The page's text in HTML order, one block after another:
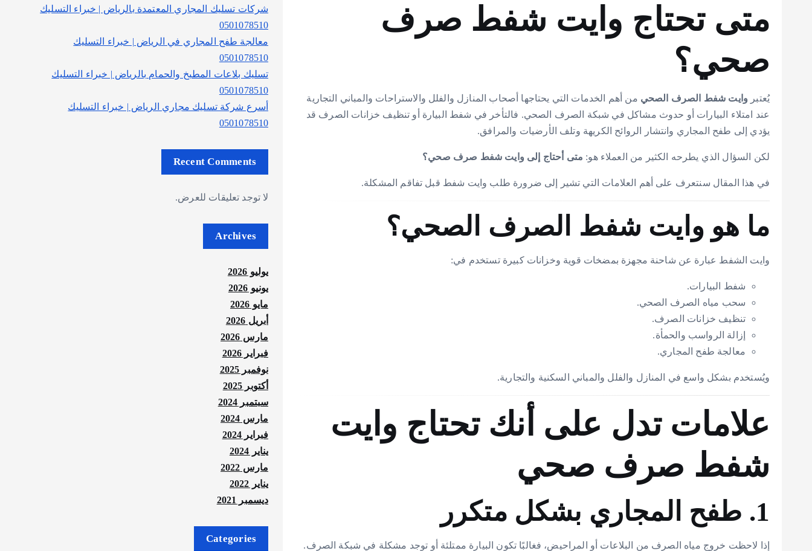
متى تحتاج وايت شفط صرف
صحي؟
يُعتبر وايت شفط الصرف الصحي من أهم الخدمات التي يحتاجها أصحاب المنازل والفلل والاستراحات والمباني التجارية
عند امتلاء البيارات أو حدوث مشاكل في شبكة الصرف الصحي. فالتأخر في شفط البيارة أو تنظيف خزانات الصرف قد
يؤدي إلى طفح المجاري وانتشار الروائح الكريهة وتلف الأرضيات والمرافق.
لكن السؤال الذي يطرحه الكثير من العملاء هو: متى أحتاج إلى وايت شفط صرف صحي؟
في هذا المقال سنتعرف على أهم العلامات التي تشير إلى ضرورة طلب وايت شفط قبل تفاقم المشكلة.
ما هو وايت شفط الصرف الصحي؟
وايت الشفط عبارة عن شاحنة مجهزة بمضخات قوية وخزانات كبيرة تستخدم في:
شفط البيارات.
سحب مياه الصرف الصحي.
تنظيف خزانات الصرف.
إزالة الرواسب والحمأة.
معالجة طفح المجاري.
ويُستخدم بشكل واسع في المنازل والفلل والمباني السكنية والتجارية.
علامات تدل على أنك تحتاج وايت
شفط صرف صحي
1. طفح المجاري بشكل متكرر
إذا لاحظت خروج مياه الصرف من البلاعات أو المراحيض، فغالبًا تكون البيارة ممتلئة أو توجد مشكلة في شبكة الصرف.
شركات تسليك المجاري المعتمدة بالرياض | خبراء التسليك
0501078510
معالجة طفح المجاري في الرياض | خبراء التسليك
0501078510
تسليك بلاعات المطبخ والحمام بالرياض | خبراء التسليك
0501078510
أسرع شركة تسليك مجاري الرياض | خبراء التسليك
0501078510
Recent Comments
لا توجد تعليقات للعرض.
Archives
يوليو 2026
يونيو 2026
مايو 2026
أبريل 2026
مارس 2026
فبراير 2026
نوفمبر 2025
أكتوبر 2025
سبتمبر 2024
مارس 2024
فبراير 2024
يناير 2024
مارس 2022
يناير 2022
ديسمبر 2021
Categories